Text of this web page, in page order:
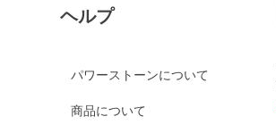
ヘルプ
パワーストーンについて
商品について